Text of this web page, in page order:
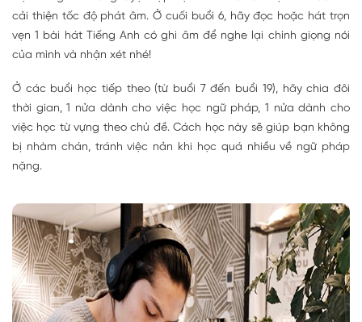
cải thiện tốc độ phát âm. Ở cuối buổi 6, hãy đọc hoặc hát trọn
vẹn 1 bài hát Tiếng Anh có ghi âm để nghe lại chính giọng nói
của mình và nhận xét nhé!
Ở các buổi học tiếp theo (từ buổi 7 đến buổi 19), hãy chia đôi
thời gian, 1 nửa dành cho việc học ngữ pháp, 1 nửa dành cho
việc học từ vựng theo chủ đề. Cách học này sẽ giúp bạn không
bị nhàm chán, tránh việc nản khi học quá nhiều về ngữ pháp
nặng.